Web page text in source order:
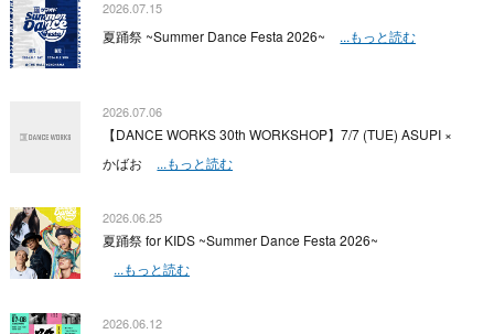
2026.07.15
夏踊祭 ~Summer Dance Festa 2026~ ...もっと読む
2026.07.06
【DANCE WORKS 30th WORKSHOP】7/7 (TUE) ASUPI ×
かばお
...もっと読む
2026.06.25
夏踊祭 for KIDS ~Summer Dance Festa 2026~
...もっと読む
2026.06.12